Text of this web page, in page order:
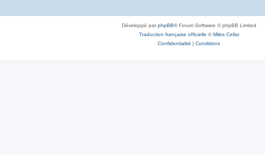
Développé parphpBB® Forum Software © phpBB Limited
Traduction française officielle ©Miles Cellar
Confidentialité | Conditions